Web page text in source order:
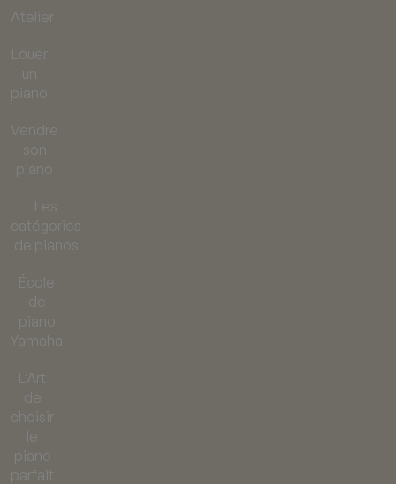
Atelier
Louer
un
piano
Vendre
son
piano
Les
catégories
de pianos
École
de
piano
Yamaha
L’Art
de
choisir
le
piano
parfait